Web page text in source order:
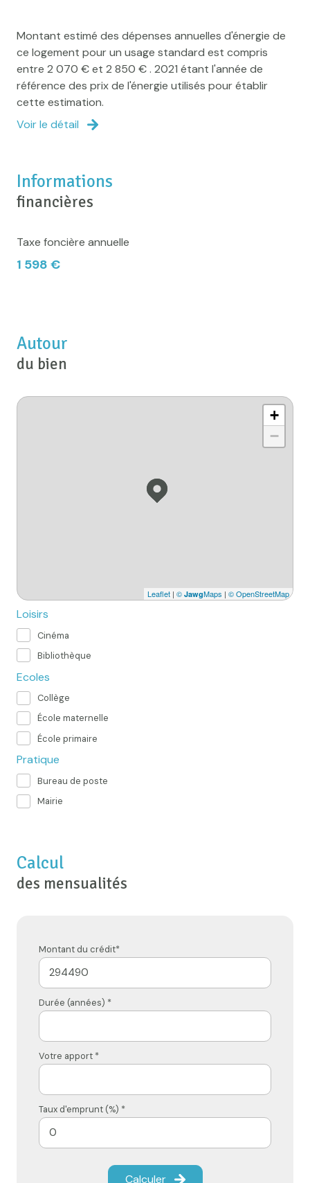
Montant estimé des dépenses annuelles d'énergie de
ce logement pour un usage standard est compris
entre 2 070 € et 2 850 € . 2021 étant l'année de
référence des prix de l'énergie utilisés pour établir
cette estimation.
Voir le détail
Informations
financières
Taxe foncière annuelle
1 598 €
Autour
du bien
+
−
Leaflet | © JawgMaps | © OpenStreetMap
Loisirs
Cinéma
Bibliothèque
Ecoles
Collège
École maternelle
École primaire
Pratique
Bureau de poste
Mairie
Calcul
des mensualités
Montant du crédit*
Durée (années) *
Votre apport *
Taux d'emprunt (%) *
Calculer